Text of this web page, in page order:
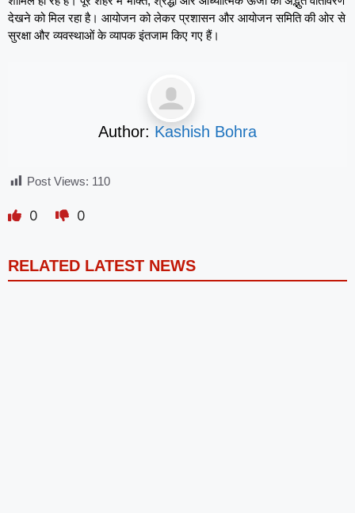
देखने को मिल रहा है। आयोजन को लेकर प्रशासन और आयोजन समिति की ओर से
सुरक्षा और व्यवस्थाओं के व्यापक इंतजाम किए गए हैं।
Author: Kashish Bohra
Post Views: 110
0 0
RELATED LATEST NEWS